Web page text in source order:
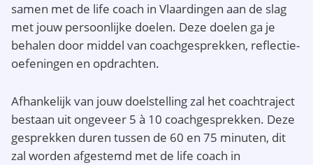
samen met de life coach in Vlaardingen aan de slag
met jouw persoonlijke doelen. Deze doelen ga je
behalen door middel van coachgesprekken, reflectie-
oefeningen en opdrachten.
Afhankelijk van jouw doelstelling zal het coachtraject
bestaan uit ongeveer 5 à 10 coachgesprekken. Deze
gesprekken duren tussen de 60 en 75 minuten, dit
zal worden afgestemd met de life coach in